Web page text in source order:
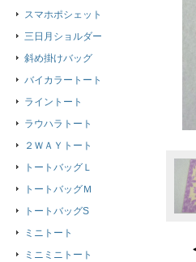
スマホポシェット
三日月ショルダー
斜め掛けバッグ
バイカラートート
ライントート
ラウハラトート
２ＷＡＹトート
トートバッグＬ
トートバッグＭ
トートバッグS
ミニトート
ミニミニトート